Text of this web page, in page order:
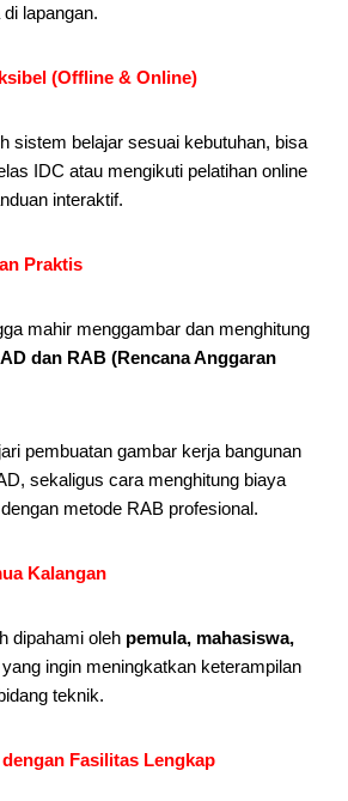
lapangan.
(Offline & Online)
sistem belajar sesuai kebutuhan, bisa
IDC atau mengikuti pelatihan online
interaktif.
Praktis
mahir menggambar dan menghitung
dan RAB (Rencana Anggaran
pembuatan gambar kerja bangunan
sekaligus cara menghitung biaya
metode RAB profesional.
Kalangan
dipahami oleh pemula, mahasiswa,
yang ingin meningkatkan keterampilan
teknik.
Fasilitas Lengkap